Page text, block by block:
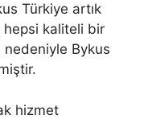
Türkiye artık
hepsi kaliteli bir
Bykus
hizmet